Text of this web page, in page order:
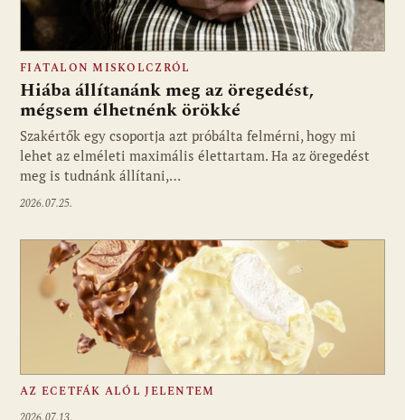
FIATALON MISKOLCZRÓL
Hiába állítanánk meg az öregedést,
mégsem élhetnénk örökké
Szakértők egy csoportja azt próbálta felmérni, hogy mi
lehet az elméleti maximális élettartam. Ha az öregedést
meg is tudnánk állítani,…
2026.07.25.
AZ ECETFÁK ALÓL JELENTEM